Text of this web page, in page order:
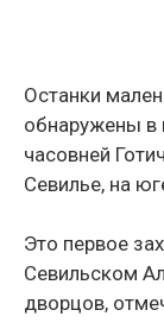
Останки
обнаружены в
часовней
Севилье, на
Это первое
Севильском
дворцов,